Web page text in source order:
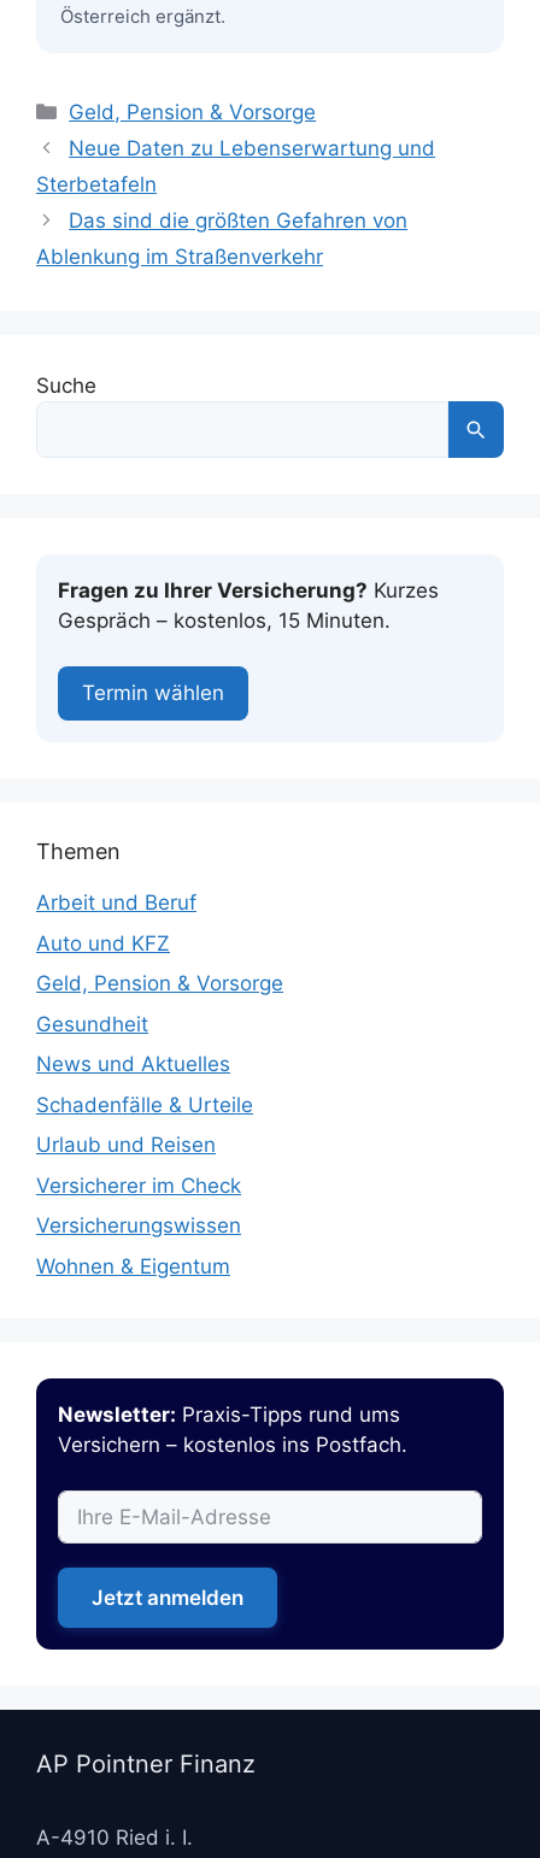
Österreich ergänzt.
Kategorien
Geld, Pension & Vorsorge
Neue Daten zu Lebenserwartung und
Sterbetafeln
Das sind die größten Gefahren von
Ablenkung im Straßenverkehr
Suche
Fragen zu Ihrer Versicherung? Kurzes
Gespräch – kostenlos, 15 Minuten.
Termin wählen
Themen
Arbeit und Beruf
Auto und KFZ
Geld, Pension & Vorsorge
Gesundheit
News und Aktuelles
Schadenfälle & Urteile
Urlaub und Reisen
Versicherer im Check
Versicherungswissen
Wohnen & Eigentum
Newsletter: Praxis-Tipps rund ums
Versichern – kostenlos ins Postfach.
Jetzt anmelden
AP Pointner Finanz
A-4910 Ried i. I.